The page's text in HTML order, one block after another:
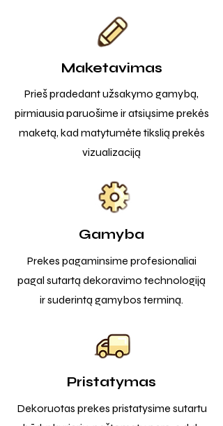
Maketavimas
Prieš pradedant užsakymo gamybą,
pirmiausia paruošime ir atsiųsime prekės
maketą, kad matytumėte tikslią prekės
vizualizaciją
Gamyba
Prekes pagaminsime profesionaliai
pagal sutartą dekoravimo technologiją
ir suderintą gamybos terminą.
Pristatymas
Dekoruotas prekes pristatysime sutartu